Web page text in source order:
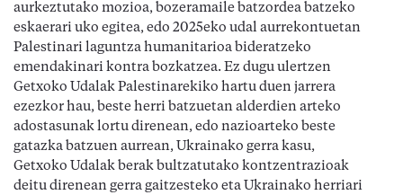
aurkeztutako mozioa, bozeramaile batzordea batzeko
eskaerari uko egitea, edo 2025eko udal aurrekontuetan
Palestinari laguntza humanitarioa bideratzeko
emendakinari kontra bozkatzea. Ez dugu ulertzen
Getxoko Udalak Palestinarekiko hartu duen jarrera
ezezkor hau, beste herri batzuetan alderdien arteko
adostasunak lortu direnean, edo nazioarteko beste
gatazka batzuen aurrean, Ukrainako gerra kasu,
Getxoko Udalak berak bultzatutako kontzentrazioak
deitu direnean gerra gaitzesteko eta Ukrainako herriari